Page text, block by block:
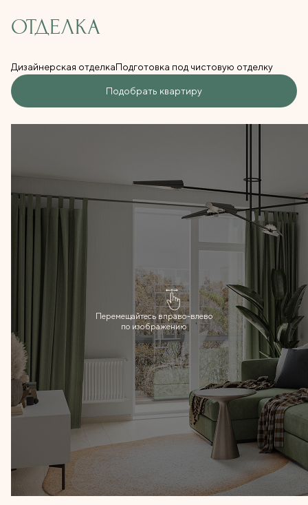
ОТДЕЛКА
Дизайнерская отделкаПодготовка под чистовую отделку
Подобрать квартиру
Перемещайтесь вправо-влево
по изображению